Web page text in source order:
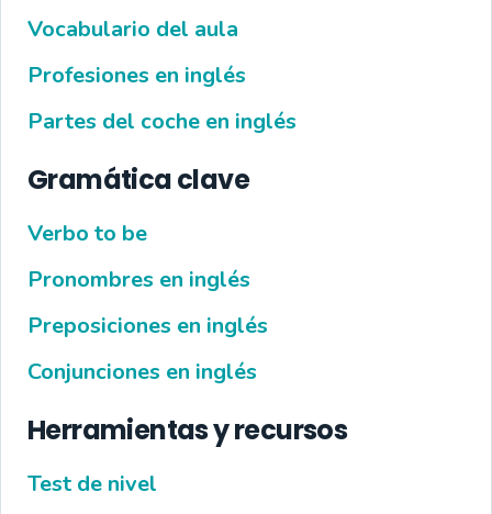
Vocabulario del aula
Profesiones en inglés
Partes del coche en inglés
Gramática clave
Verbo to be
Pronombres en inglés
Preposiciones en inglés
Conjunciones en inglés
Herramientas y recursos
Test de nivel